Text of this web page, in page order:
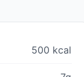
500 kcal